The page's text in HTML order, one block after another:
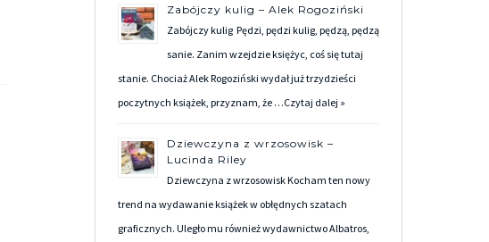
Zabójczy kulig – Alek Rogoziński
Zabójczy kulig Pędzi, pędzi kulig, pędzą, pędzą
sanie. Zanim wzejdzie księżyc, coś się tutaj
stanie. Chociaż Alek Rogoziński wydał już trzydzieści
poczytnych książek, przyznam, że …Czytaj dalej »
Dziewczyna z wrzosowisk –
Lucinda Riley
Dziewczyna z wrzosowisk Kocham ten nowy
trend na wydawanie książek w obłędnych szatach
graficznych. Uległo mu również wydawnictwo Albatros,